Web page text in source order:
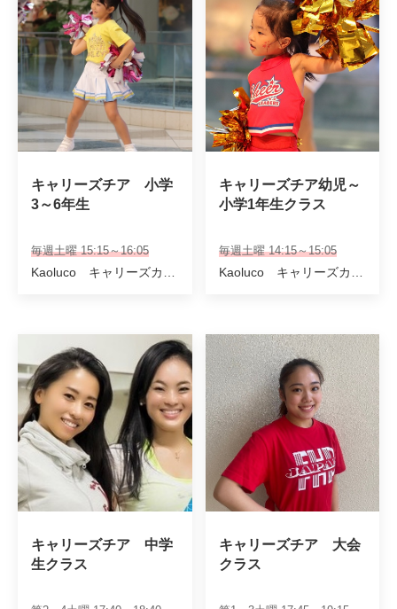
キャリーズチア　小学
3～6年生
毎週土曜 15:15～16:05
キャリーズチア幼児～
小学1年生クラス
毎週土曜 14:15～15:05
キャリーズチア　中学
生クラス
キャリーズチア　大会
クラス